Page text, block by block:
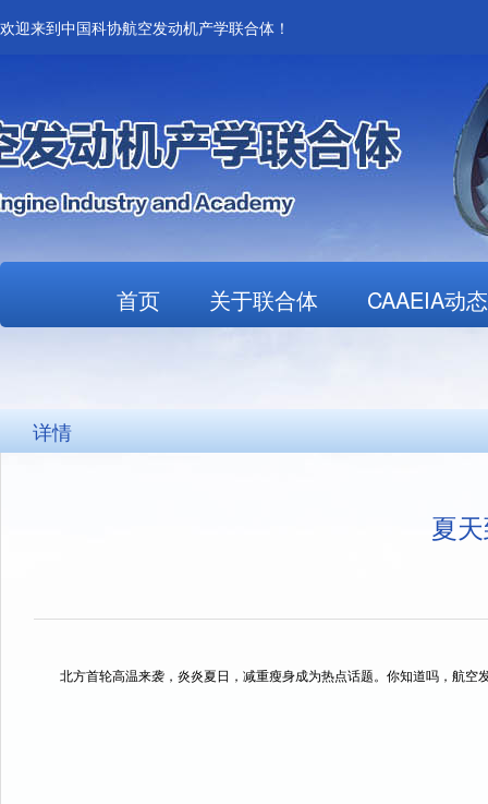
欢迎来到中国科协航空发动机产学联合体！
首页 关于联合体 CAAEIA动态
详情
夏
北方首轮高温来袭，炎炎夏日，减重瘦身成为热点话题。你知道吗，航空